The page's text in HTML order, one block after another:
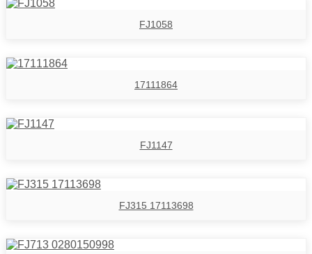
FJ1058
17111864
FJ1147
FJ315 17113698